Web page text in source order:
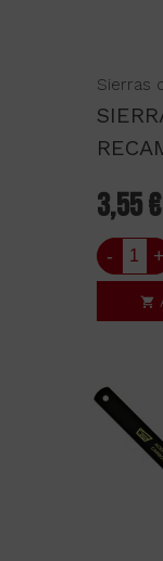
Sierras
3,55 €
- +